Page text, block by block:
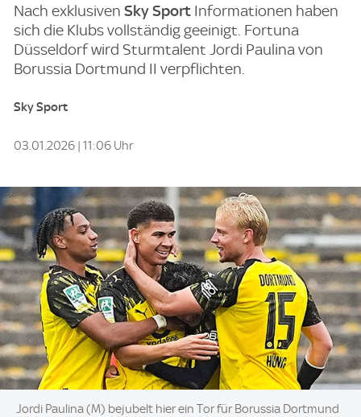
Nach exklusivenSky Sport Informationen haben
sich die Klubs vollständig geeinigt. Fortuna
Düsseldorf wird Sturmtalent Jordi Paulina von
Borussia Dortmund II verpflichten.
Sky Sport
03.01.2026 | 11:06 Uhr
Image:
Jordi Paulina (M) bejubelt hier ein Tor für Borussia Dortmund